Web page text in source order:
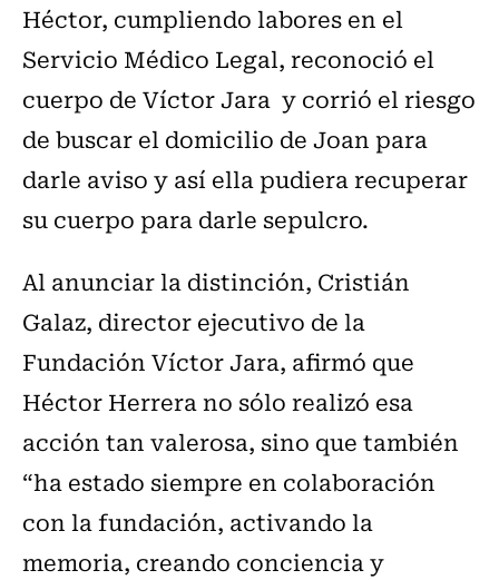
Héctor, cumpliendo labores en el
Servicio Médico Legal, reconoció el
cuerpo de Víctor Jara y corrió el riesgo
de buscar el domicilio de Joan para
darle aviso y así ella pudiera recuperar
su cuerpo para darle sepulcro.
Al anunciar la distinción, Cristián
Galaz, director ejecutivo de la
Fundación Víctor Jara, afirmó que
Héctor Herrera no sólo realizó esa
acción tan valerosa, sino que también
“ha estado siempre en colaboración
con la fundación, activando la
memoria, creando conciencia y